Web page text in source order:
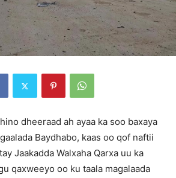
dheeraad ah ayaa ka soo baxaya
Baydhabo, kaas oo qof naftii
Jaakadda Walxaha Qarxa uu ka
qaxweeyo oo ku taala magalaada